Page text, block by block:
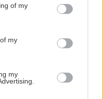
You may click to
its third-party tags to
in below Google
of my
my
my